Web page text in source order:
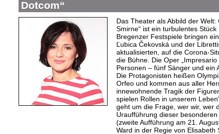
Dotcom“
Das Theater als Abbild der Welt:
Smirne“ ist ein turbulentes
Bregenzer Festspiele bringen
Ľubica Čekovská und der
aktualisierten, auf die Corona-
die Bühne. Die Oper
Personen – fünf Sänger und ein
Die Protagonisten heißen
Orfeo und kommen aus aller
innewohnende Tragik der
spielen Rollen in unserem
geht um die Frage, wer wir, wer
Uraufführung dieser
(zweite Aufführung am 21.
Ward in der Regie von